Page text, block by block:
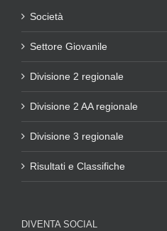
Società
Settore Giovanile
Divisione 2 regionale
Divisione 2 AA regionale
Divisione 3 regionale
Risultati e Classifiche
DIVENTA SOCIAL